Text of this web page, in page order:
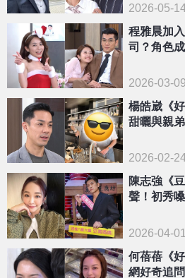
2026-05-
程雅晨加
司？角色
2026-03-
楊皓崴《
甜曬與親
2026-02-
陳志強《
聲！初秀
2026-04-
何蓓蓓《
網好奇追